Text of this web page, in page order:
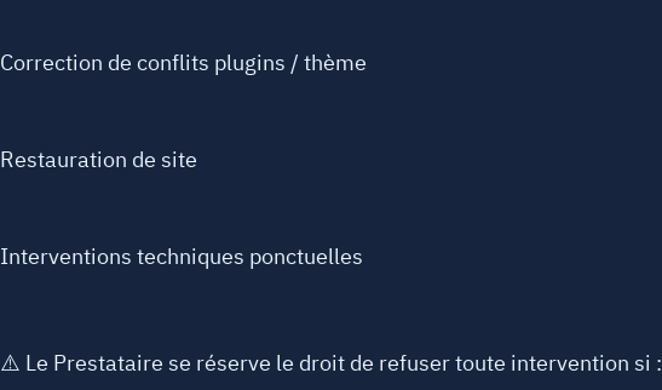
Correction de conflits plugins / thème
Restauration de site
Interventions techniques ponctuelles
⚠️ Le Prestataire se réserve le droit de refuser toute intervention si :